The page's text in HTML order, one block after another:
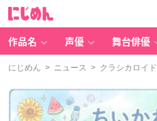
作品名 声優 舞台俳優
にじめん > ニュース > クラシカロイド